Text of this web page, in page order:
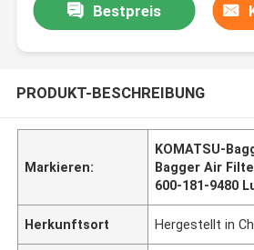
Bestpreis
PRODUKT-BESCHREIBUNG
Markieren:
KOMATSU-
Bagger Air
600-181-9480
Herkunftsort Hergestellt in